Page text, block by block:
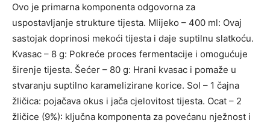
Ovo je primarna komponenta odgovorna za
uspostavljanje strukture tijesta. Mlijeko – 400 ml: Ovaj
sastojak doprinosi mekoći tijesta i daje suptilnu slatkoću.
Kvasac – 8 g: Pokreće proces fermentacije i omogućuje
širenje tijesta. Šećer – 80 g: Hrani kvasac i pomaže u
stvaranju suptilno karamelizirane korice. Sol – 1 čajna
žličica: pojačava okus i jača cjelovitost tijesta. Ocat – 2
žličice (9%): ključna komponenta za povećanu nježnost i